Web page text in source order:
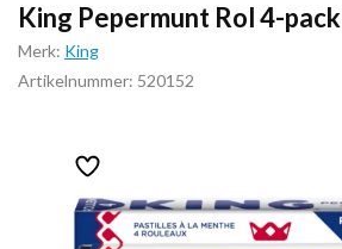
King Pepermunt Rol 4-
Merk: King
Artikelnummer: 520152